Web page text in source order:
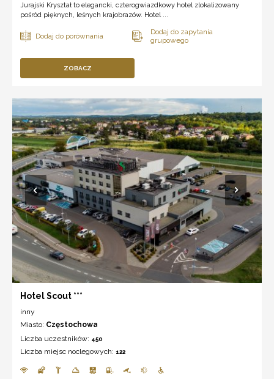
Jurajski Kryształ to elegancki, czterogwiazdkowy hotel zlokalizowany
pośród pięknych, leśnych krajobrazów. Hotel ...
ZOBACZ
Hotel Scout ***
inny
Miasto: Częstochowa
Liczba uczestników: 450
Liczba miejsc noclegowych: 122